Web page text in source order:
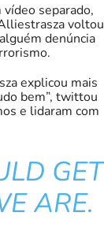
separado,
voltou
denúncia
explicou mais
bem”, twittou
e lidaram com
GET
ARE.